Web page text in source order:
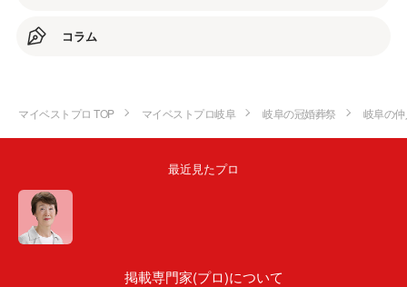
コラム
マイベストプロ TOP マイベストプロ岐阜 岐阜の冠婚葬祭 岐阜の
最近見たプロ
掲載専門家(プロ)について